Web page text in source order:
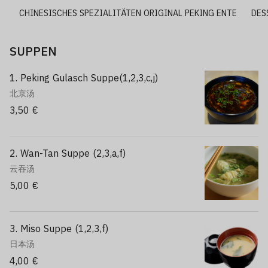
CHINESISCHES SPEZIALITÄTEN ORIGINAL PEKING ENTE
SUPPEN
1. Peking Gulasch Suppe(1,2,3,c,j)
北京汤
3,50 €
2. Wan-Tan Suppe (2,3,a,f)
云吞汤
5,00 €
3. Miso Suppe (1,2,3,f)
日本汤
4,00 €